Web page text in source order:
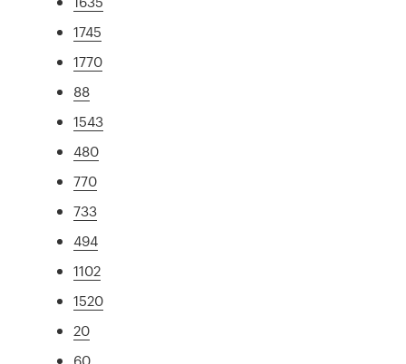
1745
1770
88
1543
480
770
733
494
1102
1520
20
60